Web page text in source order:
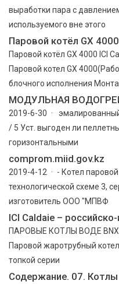
выработки пара с
используемого вне этого
Паровой котёл GX
Паровой котёл GX 4000 ICI
Паровой котел GX
блочного исполнения
МОДУЛЬНАЯ
2019-6-30 ·
/ 5 Уст. выгоден ли
горизонтальными
comprom.miid.gov.kz
2019-4-12 · - Котел
технологической схеме 3,
изготовитель ООО "МПВФ
ICI Caldaie –
ПАРОВЫЕ КОТЛЫ ВОДЕ BNX
Паровой жаротрубный
топкой серии
Содержание. 07.